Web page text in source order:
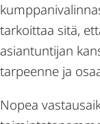
tarkoittaa sitä,
asiantuntijan
tarpeenne ja
Nopea